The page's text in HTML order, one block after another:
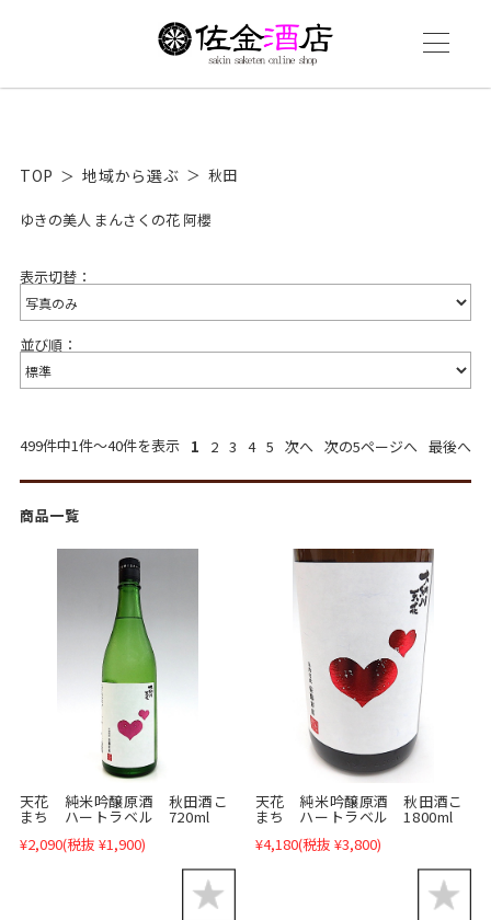
TOP 地域から選ぶ 秋田
ゆきの美人 まんさくの花 阿櫻
表示切替：
並び順：
499件中1件～40件を表示 1 2 3 4 5 次へ 次の5ページへ 最後へ
商品一覧
天花 純米吟醸原酒 秋田酒こ
まち ハートラベル 720ml
¥2,090(税抜 ¥1,900)
天花 純米吟醸原酒 秋田酒こ
まち ハートラベル 1800ml
¥4,180(税抜 ¥3,800)